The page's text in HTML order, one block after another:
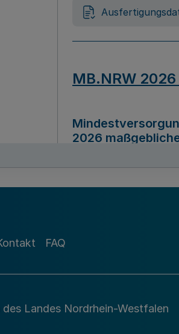
MB.NRW
2026
Richtlinie zur
FAQ
Landes Nordrhein-Westfalen